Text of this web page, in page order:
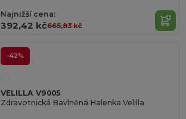
Najnižší cena:
392,42 kč665,83 kč
-42%
VELILLA V9005
Zdravotnická Bavlněná Halenka Velilla